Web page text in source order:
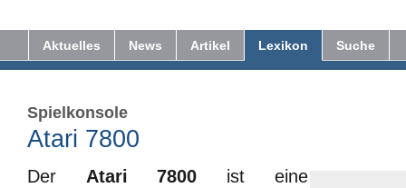
Aktuelles News Artikel Lexikon Suche
Spielkonsole
Atari 7800
Der Atari 7800 ist eine